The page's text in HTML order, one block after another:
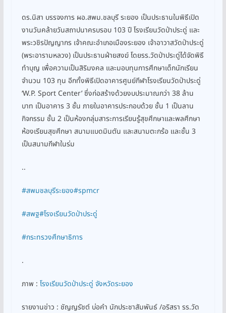
ดร.นิสา บรรจงการ ผอ.สพม.ชลบุรี ระยอง เป็นประธานในพิธีเปิด
งานวันคล้ายวันสถาปนาครบรอบ 103 ปี โรงเรียนวัดป่าประดู่ และ
พระวชิรปัญญากร เจ้าคณะอำเภอเมืองระยอง เจ้าอาวาสวัดป่าประดู่
(พระอารามหลวง) เป็นประธานฝ่ายสงฆ์ โดยรร.วัดป่าประดู่ได้จัดพิธี
ทำบุญ เพื่อความเป็นสิริมงคล และมอบทุนการศึกษาเด็กนักเรียน
จำนวน 103 ทุน อีกทั้งพิธีเปิดอาคารศูนย์กีฬาโรงเรียนวัดป่าประดู่
‘W.P. Sport Center’ ซึ่งก่อสร้างด้วยงบประมาณกว่า 38 ล้าน
บาท เป็นอาคาร 3 ชั้น ภายในอาคารประกอบด้วย ชั้น 1 เป็นลาน
กิจกรรม ชั้น 2 เป็นห้องกลุ่มสาระการเรียนรู้สุขศึกษาและพลศึกษา
ห้องเรียนสุขศึกษา สนามแบดมินตัน และสนามตะกร้อ และชั้น 3
เป็นสนามกีฬาในร่ม
..
#สพมชลบุรีระยอง#spmcr
#สพฐ#โรงเรียนวัดป่าประดู่
#กระทรวงศึกษาธิการ
.
ภาพ : โรงเรียนวัดป่าประดู่ จังหวัดระยอง
รายงานข่าว : ชัญญรัชต์ บ่อคำ นักประชาสัมพันธ์ /อริสรา รร.วัด